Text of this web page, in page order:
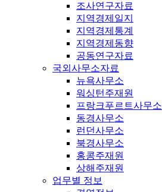
조사연구자료
지역경제일지
지역경제통계
지역경제동향
공동연구자료
국외사무소자료
뉴욕사무소
워싱턴주재원
프랑크푸르트사무소
동경사무소
런던사무소
북경사무소
홍콩주재원
상해주재원
업무별 정보